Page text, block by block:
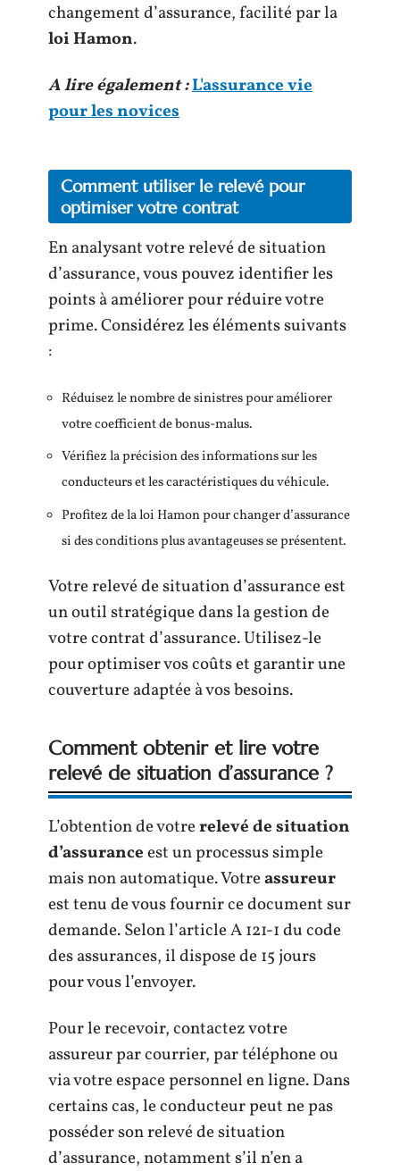
changement d’assurance, facilité par la
loi Hamon.
A lire également :L'assurance vie
pour les novices
Comment utiliser le relevé pour
optimiser votre contrat
En analysant votre relevé de situation
d’assurance, vous pouvez identifier les
points à améliorer pour réduire votre
prime. Considérez les éléments suivants
:
Réduisez le nombre de sinistres pour améliorer
votre coefficient de bonus-malus.
Vérifiez la précision des informations sur les
conducteurs et les caractéristiques du véhicule.
Profitez de la loi Hamon pour changer d’assurance
si des conditions plus avantageuses se présentent.
Votre relevé de situation d’assurance est
un outil stratégique dans la gestion de
votre contrat d’assurance. Utilisez-le
pour optimiser vos coûts et garantir une
couverture adaptée à vos besoins.
Comment obtenir et lire votre
relevé de situation d’assurance ?
L’obtention de votrerelevé de situation
d’assuranceest un processus simple
mais non automatique. Votreassureur
est tenu de vous fournir ce document sur
demande. Selon l’article A 121-1 du code
des assurances, il dispose de 15 jours
pour vous l’envoyer.
Pour le recevoir, contactez votre
assureur par courrier, par téléphone ou
via votre espace personnel en ligne. Dans
certains cas, le conducteur peut ne pas
posséder son relevé de situation
d’assurance, notamment s’il n’en a